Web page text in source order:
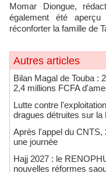
Momar Diongue,
également été
réconforter la famille de
Autres articles
Bilan Magal de Touba :
2,4 millions FCFA
Lutte contre
dragues détruites sur la
Après l'appel du
une journée
Hajj 2027 : le
nouvelles réformes